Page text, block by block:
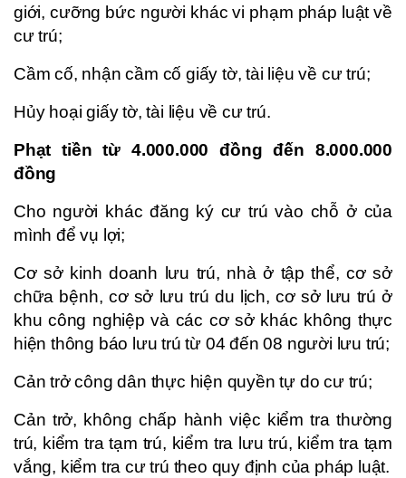
giới, cưỡng bức người khác vi phạm pháp luật về
cư trú;
Cầm cố, nhận cầm cố giấy tờ, tài liệu về cư trú;
Hủy hoại giấy tờ, tài liệu về cư trú.
Phạt tiền từ 4.000.000 đồng đến 8.000.000
đồng
Cho người khác đăng ký cư trú vào chỗ ở của
mình để vụ lợi;
Cơ sở kinh doanh lưu trú, nhà ở tập thể, cơ sở
chữa bệnh, cơ sở lưu trú du lịch, cơ sở lưu trú ở
khu công nghiệp và các cơ sở khác không thực
hiện thông báo lưu trú từ 04 đến 08 người lưu trú;
Cản trở công dân thực hiện quyền tự do cư trú;
Cản trở, không chấp hành việc kiểm tra thường
trú, kiểm tra tạm trú, kiểm tra lưu trú, kiểm tra tạm
vắng, kiểm tra cư trú theo quy định của pháp luật.